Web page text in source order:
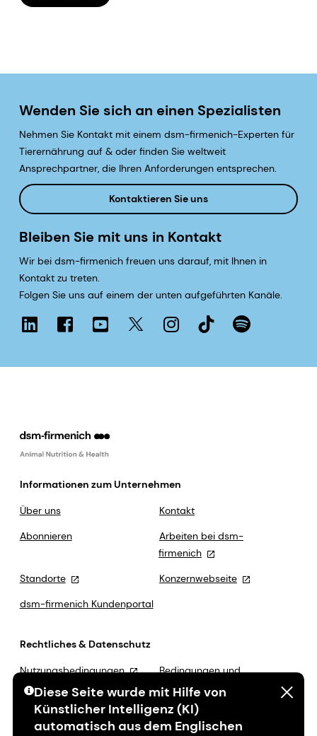
Wenden Sie sich an einen Spezialisten
Nehmen Sie Kontakt mit einem dsm-firmenich-Experten für
Tierernährung auf & oder finden Sie weltweit
Ansprechpartner, die Ihren Anforderungen entsprechen.
Kontaktieren Sie uns
Bleiben Sie mit uns in Kontakt
Wir bei dsm-firmenich freuen uns darauf, mit Ihnen in
Kontakt zu treten.
Folgen Sie uns auf einem der unten aufgeführten Kanäle.
Diese Seite wurde mit Hilfe von
Künstlicher Intelligenz (KI)
automatisch aus dem Englischen
Informationen zum Unternehmen
Über uns
Kontakt
Abonnieren
Arbeiten bei dsm-
firmenich
Standorte
Konzernwebseite
dsm-firmenich Kundenportal
Rechtliches & Datenschutz
Nutzungsbedingungen
Bedingungen und
Konditionen
Datenschutz
MSA-Erklärung